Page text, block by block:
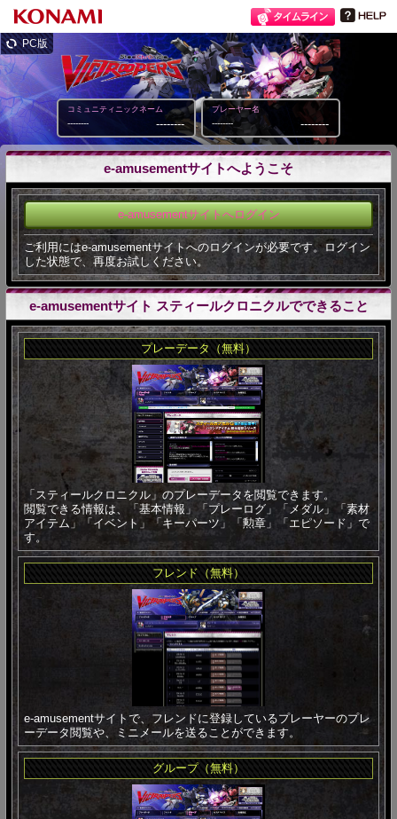
PC版
コミュニティニックネーム
-------- --------
プレーヤー名
-------- --------
e-amusementサイトへようこそ
e-amusementサイトへログイン
ご利用にはe-amusementサイトへのログインが必要です。ログイン
した状態で、再度お試しください。
e-amusementサイト スティールクロニクルでできること
プレーデータ（無料）
「スティールクロニクル」のプレーデータを閲覧できます。
閲覧できる情報は、「基本情報」「プレーログ」「メダル」「素材
アイテム」「イベント」「キーパーツ」「勲章」「エピソード」で
す。
フレンド（無料）
e-amusementサイトで、フレンドに登録しているプレーヤーのプレ
ーデータ閲覧や、ミニメールを送ることができます。
グループ（無料）